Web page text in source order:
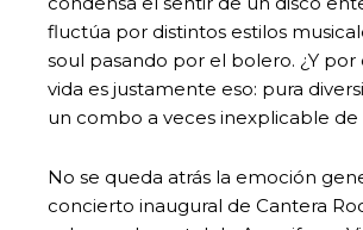
fluctúa por distintos estilos
soul pasando por el bolero. ¿Y por
vida es justamente eso: pura
un combo a veces inexplicable de
No se queda atrás la emoción
concierto inaugural de Cantera